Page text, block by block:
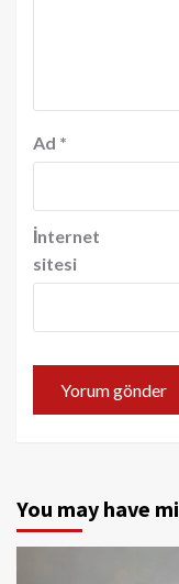
Ad *
İnternet
sitesi
You may have